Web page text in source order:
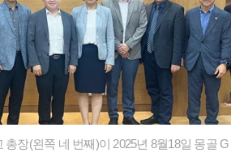
장(왼쪽 네 번째)이 2025년 8월18일 몽골 G